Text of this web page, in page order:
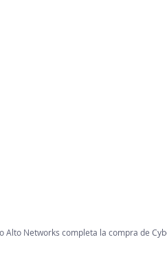
Alto Networks completa la compra de